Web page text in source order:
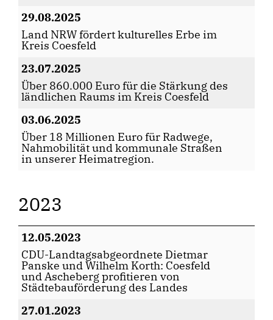
29.08.2025
Land NRW fördert kulturelles Erbe im
Kreis Coesfeld
23.07.2025
Über 860.000 Euro für die Stärkung des
ländlichen Raums im Kreis Coesfeld
03.06.2025
Über 18 Millionen Euro für Radwege,
Nahmobilität und kommunale Straßen
in unserer Heimatregion.
2023
12.05.2023
CDU-Landtagsabgeordnete Dietmar
Panske und Wilhelm Korth: Coesfeld
und Ascheberg profitieren von
Städtebauförderung des Landes
27.01.2023